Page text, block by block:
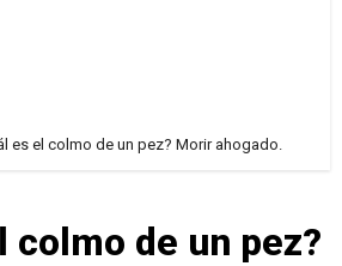
es el colmo de un pez? Morir ahogado.
colmo de un pez?